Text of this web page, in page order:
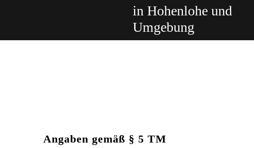
in Hohenlohe und
Umgebung
Angaben gemäß § 5 TM